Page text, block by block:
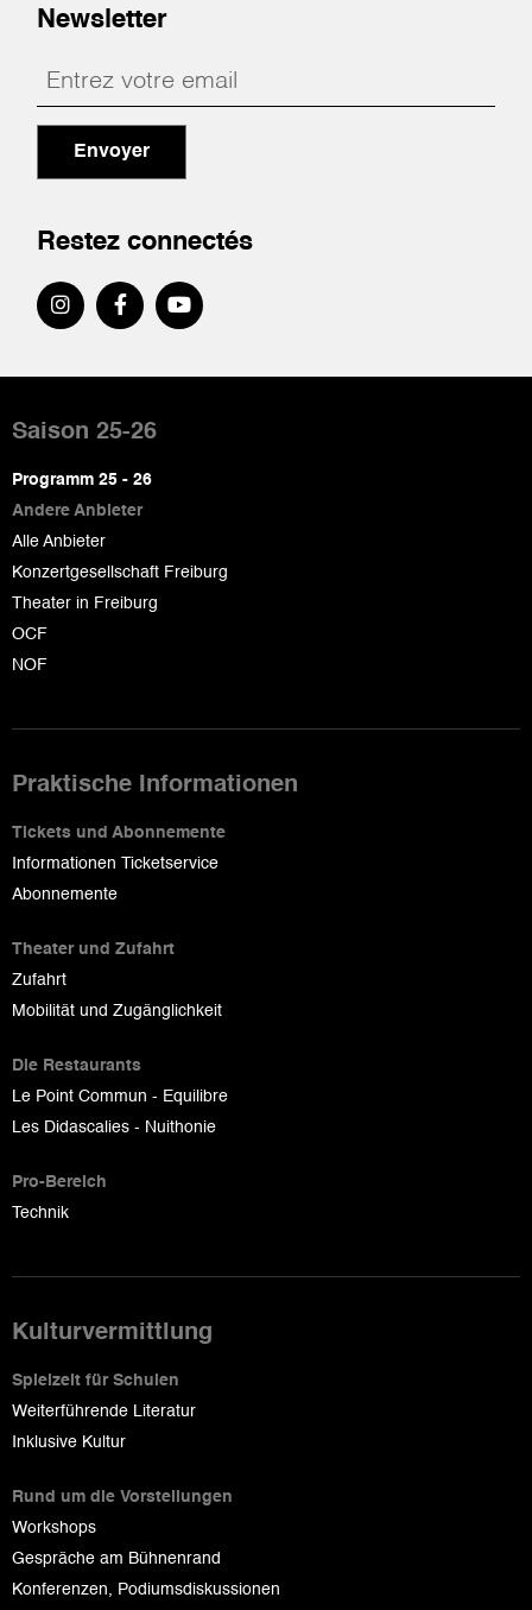
Newsletter
Envoyer
Restez connectés
de
page
Saison 25-26
Programm 25 - 26
Andere Anbieter
Alle Anbieter
Konzertgesellschaft Freiburg
Theater in Freiburg
OCF
NOF
Praktische Informationen
Tickets und Abonnemente
Informationen Ticketservice
Abonnemente
Theater und Zufahrt
Zufahrt
Mobilität und Zugänglichkeit
Die Restaurants
Le Point Commun - Equilibre
Les Didascalies - Nuithonie
Pro-Bereich
Technik
Kulturvermittlung
Spielzeit für Schulen
Weiterführende Literatur
Inklusive Kultur
Rund um die Vorstellungen
Workshops
Gespräche am Bühnenrand
Konferenzen, Podiumsdiskussionen